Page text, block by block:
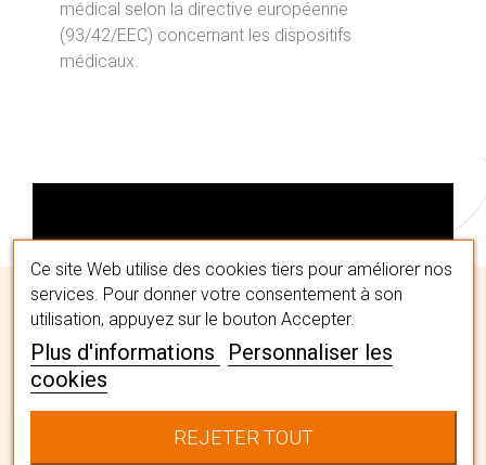
médical selon la directive européenne
(93/42/EEC) concernant les dispositifs
médicaux.
Ce site Web utilise des cookies tiers pour améliorer nos
services. Pour donner votre consentement à son
utilisation, appuyez sur le bouton Accepter.
Plus d'informations
Personnaliser les
cookies
REJETER TOUT